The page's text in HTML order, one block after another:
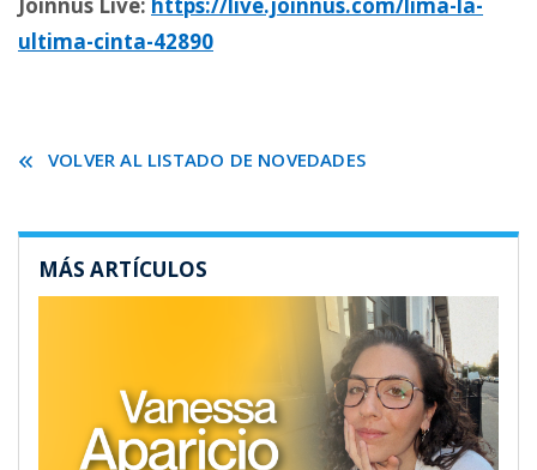
ultima-cinta-42890
VOLVER AL LISTADO DE NOVEDADES
MÁS ARTÍCULOS